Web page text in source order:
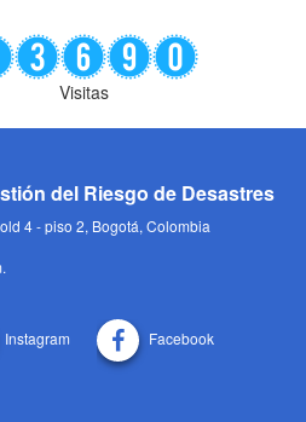
Visitas
del Riesgo de Desastres
4 - piso 2, Bogotá, Colombia
Instagram Facebook